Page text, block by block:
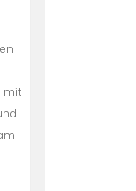
mit